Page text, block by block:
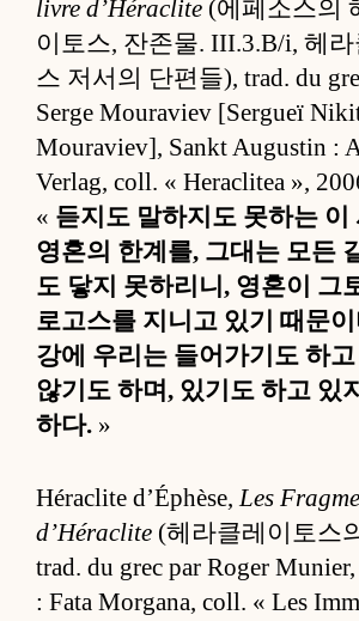
livre d’Héraclite (에페소스의
이토스, 잔존물. III.3.B/i, 헤
스 저서의 단편들), trad. du
Serge Mouraviev [Sergueï
Mouraviev], Sankt Augustin :
Verlag, coll. « Heraclitea »,
« 듣지도 말하지도 못하는 이
영혼의 한계를, 그대는 모든
도 닿지 못하리니, 영혼이 그
로고스를 지니고 있기 때문이
강에 우리는 들어가기도 하고
않기도 하며, 있기도 하고 있
하다. »
Héraclite d’Éphèse,Les
d’Héraclite (헤라클레이토스
trad. du grec par Roger
: Fata Morgana, coll. « Les